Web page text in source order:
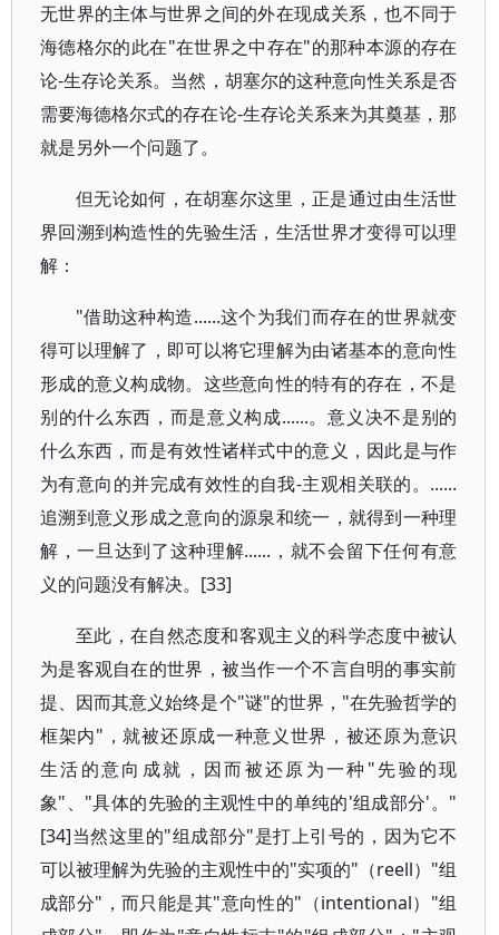
无世界的主体与世界之间的外在现成关系，也不同于
海德格尔的此在"在世界之中存在"的那种本源的存在
论-生存论关系。当然，胡塞尔的这种意向性关系是否
需要海德格尔式的存在论-生存论关系来为其奠基，那
就是另外一个问题了。
但无论如何，在胡塞尔这里，正是通过由生活世
界回溯到构造性的先验生活，生活世界才变得可以理
解：
"借助这种构造......这个为我们而存在的世界就变
得可以理解了，即可以将它理解为由诸基本的意向性
形成的意义构成物。这些意向性的特有的存在，不是
别的什么东西，而是意义构成......。意义决不是别的
什么东西，而是有效性诸样式中的意义，因此是与作
为有意向的并完成有效性的自我-主观相关联的。......
追溯到意义形成之意向的源泉和统一，就得到一种理
解，一旦达到了这种理解......，就不会留下任何有意
义的问题没有解决。[33]
至此，在自然态度和客观主义的科学态度中被认
为是客观自在的世界，被当作一个不言自明的事实前
提、因而其意义始终是个"谜"的世界，"在先验哲学的
框架内"，就被还原成一种意义世界，被还原为意识
生活的意向成就，因而被还原为一种"先验的现
象"、"具体的先验的主观性中的单纯的'组成部分'。"
[34]当然这里的"组成部分"是打上引号的，因为它不
可以被理解为先验的主观性中的"实项的"（reell）"组
成部分"，而只能是其"意向性的"（intentional）"组